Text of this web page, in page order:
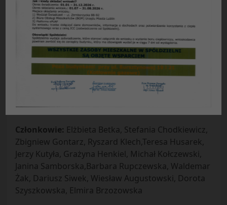
Protokół Nr 11/2013
z posiedzenia plenarnego Rady Nadzorczej
Spółdzielni Mieszkaniowej Czuby
w Lublinie z dnia 05.11.2013 r.
Obecni:
Przewodniczący Rady –Andrzej Turski
Zastępcy przewodniczącego –
Tadeusz Mazurek,
Sekretarz –
Członkowie: Elżbieta Betka, Stefania Chodkiewicz,
Zbigniew Gontarz, Ryszard Klech,Teresa Husarek,
Jerzy Kutyła, Grażyna Henkiel, Michał Kołczewski,
Janina Samborska,Barbara Rupczewska, Waldemar
Żak, Dariusz Siwek, Wiesław Augustowski, Dorota
Szyszkowska, Elmira Brzozowska